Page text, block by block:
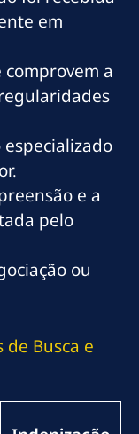
em
a
e a
pelo
ou
de Busca e